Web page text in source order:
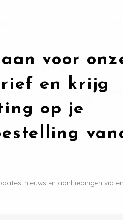
voor
en krijg
op je
nieuws en aanbiedingen via
producten